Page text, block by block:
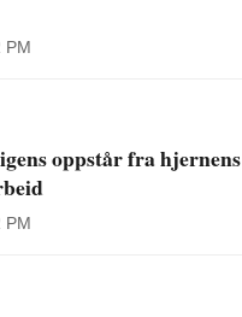
PM
oppstår fra hjernens
PM